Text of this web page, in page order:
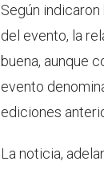
Según
del evento, la
buena, aunque
evento
ediciones
La noticia,